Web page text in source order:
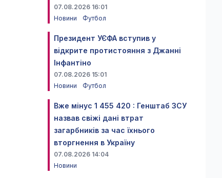
07.08.2026 16:01
Новини
Футбол
Президент УЄФА вступив у
відкрите протистояння з Джанні
Інфантіно
07.08.2026 15:01
Новини
Футбол
Вже мінус 1 455 420 : Генштаб ЗСУ
назвав свіжі дані втрат
загарбників за час їхнього
вторгнення в Україну
07.08.2026 14:04
Новини